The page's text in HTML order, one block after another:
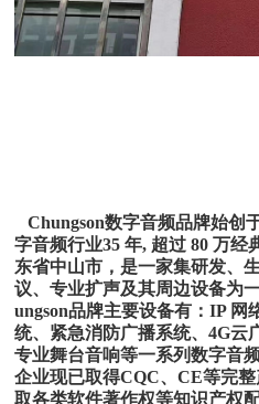
Chungson数字音频品牌始创
字音频行业35 年, 超过 80 万
东省中山市，是一家集研发、
议、专业扩声及其周边设备为
ungson品牌主要设备有：IP 网
统、紧急消防广播系统、4G云
专业舞台音响等一系列数字音
企业现已取得CQC、CE等完
取各类软件著作权等知识产权配